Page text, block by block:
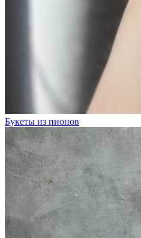
Букеты из пионов